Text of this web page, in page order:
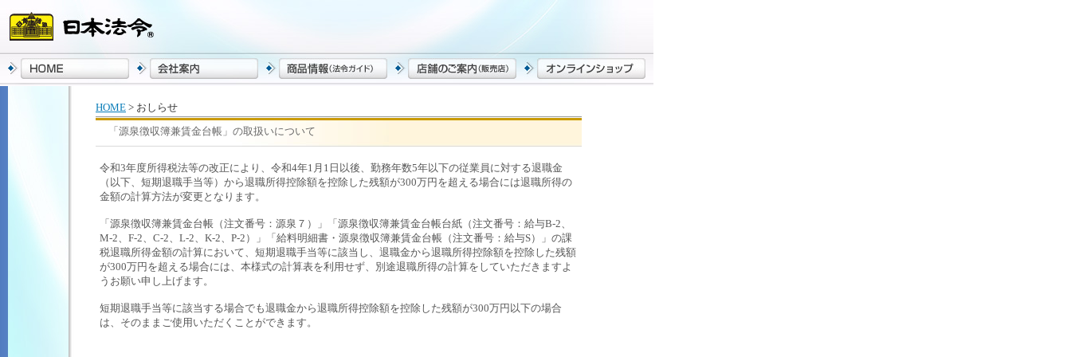
HOME > おしらせ
「源泉徴収簿兼賃金台帳」の取扱いについて
令和3年度所得税法等の改正により、令和4年1月1日以後、勤務年数5年以下の従業員に対する退職金
（以下、短期退職手当等）から退職所得控除額を控除した残額が300万円を超える場合には退職所得の
金額の計算方法が変更となります。
「源泉徴収簿兼賃金台帳（注文番号：源泉７）」「源泉徴収簿兼賃金台帳台紙（注文番号：給与B-2、
M-2、F-2、C-2、L-2、K-2、P-2）」「給料明細書・源泉徴収簿兼賃金台帳（注文番号：給与S）」の課
税退職所得金額の計算において、短期退職手当等に該当し、退職金から退職所得控除額を控除した残額
が300万円を超える場合には、本様式の計算表を利用せず、別途退職所得の計算をしていただきますよ
うお願い申し上げます。
短期退職手当等に該当する場合でも退職金から退職所得控除額を控除した残額が300万円以下の場合
は、そのままご使用いただくことができます。